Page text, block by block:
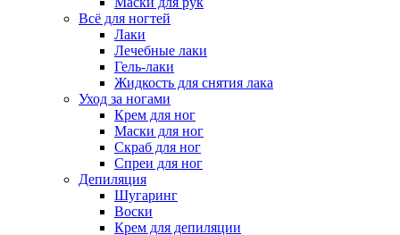
Всё для ногтей
Лаки
Лечебные лаки
Гель-лаки
Жидкость для снятия лака
Уход за ногами
Крем для ног
Маски для ног
Скраб для ног
Спреи для ног
Депиляция
Шугаринг
Воски
Крем для депиляции